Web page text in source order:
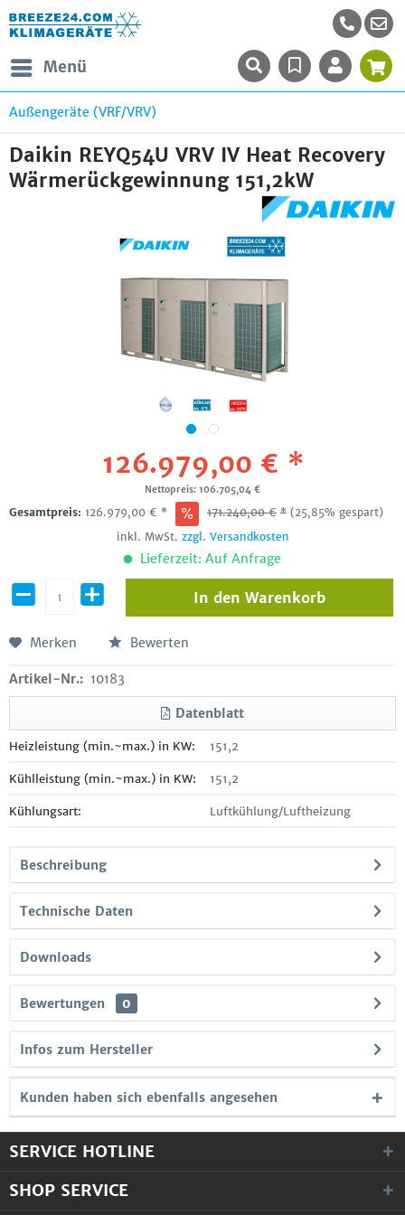
Menü
Außengeräte (VRF/VRV)
Daikin REYQ54U VRV IV Heat Recovery
Wärmerückgewinnung 151,2kW
126.979,00 € *
Nettopreis: 106.705,04 €
Gesamtpreis: 126.979,00 € * 171.240,00€ * (25,85% gespart)
inkl. MwSt. zzgl. Versandkosten
Lieferzeit: Auf Anfrage
In den Warenkorb
Merken Bewerten
Artikel-Nr.: 10183
Datenblatt
Heizleistung (min.~max.) in KW: 151,2
Kühlleistung (min.~max.) in KW: 151,2
Kühlungsart: Luftkühlung/Luftheizung
Beschreibung
Technische Daten
Downloads
Bewertungen 0
Infos zum Hersteller
Kunden haben sich ebenfalls angesehen
SERVICE HOTLINE
SHOP SERVICE